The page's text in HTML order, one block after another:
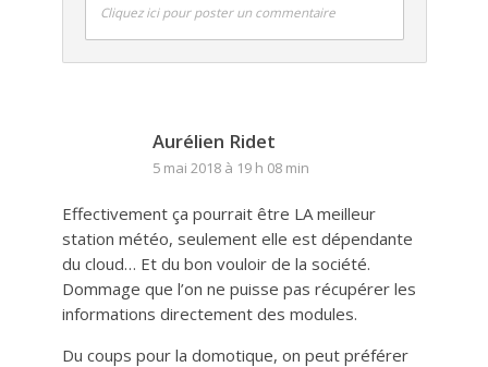
Cliquez ici pour poster un commentaire
Aurélien Ridet
5 mai 2018 à 19 h 08 min
Effectivement ça pourrait être LA meilleur
station météo, seulement elle est dépendante
du cloud… Et du bon vouloir de la société.
Dommage que l’on ne puisse pas récupérer les
informations directement des modules.
Du coups pour la domotique, on peut préférer